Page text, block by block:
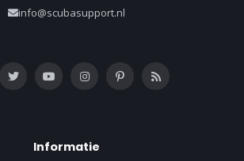
info@scubasupport.nl
Informatie